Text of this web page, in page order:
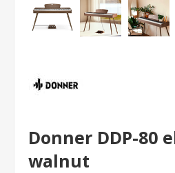
Donner DDP-80
walnut